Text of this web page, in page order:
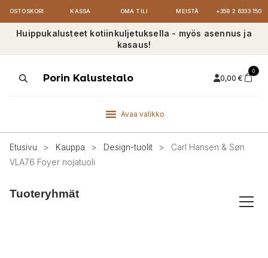
OSTOSKORI KASSA OMA TILI MEISTÄ +358 2 6333 150
Huippukalusteet kotiinkuljetuksella - myös asennus ja
kasaus!
ProductsPorin Kalustetalo 0,00 €
0
Avaa valikko
Etusivu > Kauppa > Design-tuolit >
Carl Hansen & Søn
VLA76 Foyer nojatuoli
Tuoteryhmät